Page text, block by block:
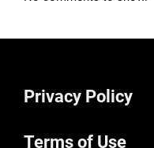
Privacy Policy
Terms of Use